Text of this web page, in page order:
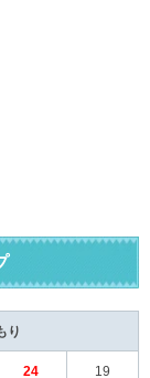
り
24 19